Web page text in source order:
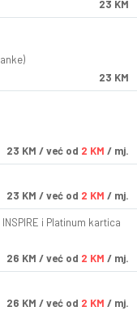
23 KM
23 KM
23 KM / već od 2 KM / mj.
23 KM / već od 2 KM / mj.
i Platinum kartica
26 KM / već od 2 KM / mj.
26 KM / već od 2 KM / mj.